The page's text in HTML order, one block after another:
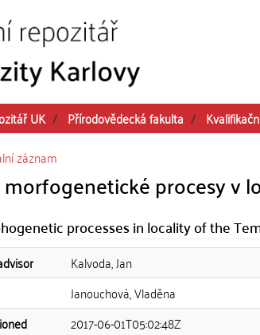
UK Přírodovědecká fakulta
záznam
procesy v
processes in locality of the
Kalvoda, Jan
Janouchová, Vladěna
2017-06-01T05:02:48Z